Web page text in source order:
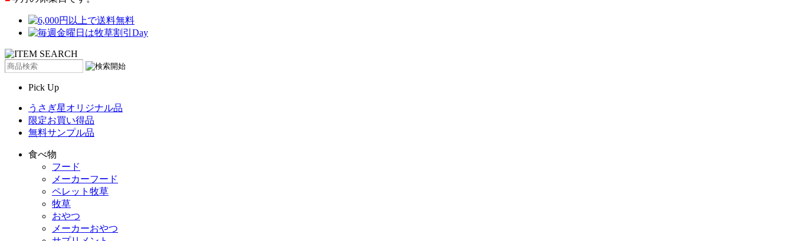
Pick Up
うさぎ星オリジナル品
限定お買い得品
無料サンプル品
食べ物
フード
メーカーフード
ペレット牧草
牧草
おやつ
メーカーおやつ